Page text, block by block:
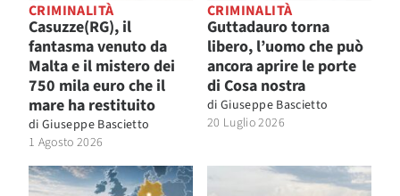
CRIMINALITÀ
Casuzze(RG), il
fantasma venuto da
Malta e il mistero dei
750 mila euro che il
mare ha restituito
di Giuseppe Bascietto
1 Agosto 2026
CRIMINALITÀ
Guttadauro torna
libero, l’uomo che può
ancora aprire le porte
di Cosa nostra
di Giuseppe Bascietto
20 Luglio 2026